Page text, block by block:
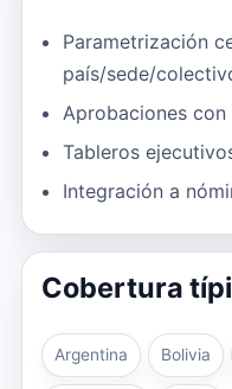
Parametrización
país/sede/
Aprobaciones
Tableros
Integración a
Cobertura
Argentina Bolivia